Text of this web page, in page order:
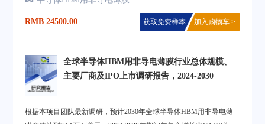
RMB 24500.00 获取免费样本 加入购物车 >
全球半导体HBM用非导电薄膜行业总体规模、
主要厂商及IPO上市调研报告，2024-2030
根据本项目团队最新调研，预计2030年全球半导体HBM用非导电薄